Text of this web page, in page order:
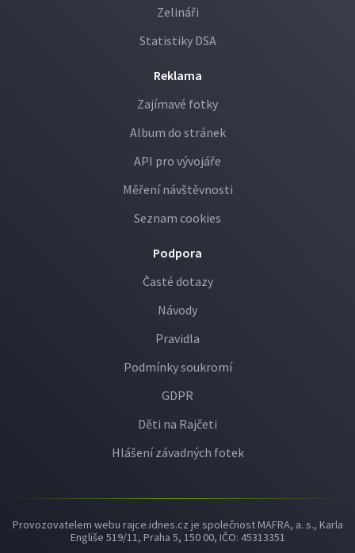
Zelináři
Statistiky DSA
Reklama
Zajímavé fotky
Album do stránek
API pro vývojáře
Měření návštěvnosti
Seznam cookies
Podpora
Časté dotazy
Návody
Pravidla
Podmínky soukromí
GDPR
Děti na Rajčeti
Hlášení závadných fotek
Provozovatelem webu rajce.idnes.cz je společnost MAFRA, a. s., Karla
Engliše 519/11, Praha 5, 150 00, IČO: 45313351